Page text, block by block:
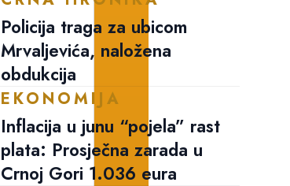
Policija traga za ubicom
Mrvaljevića, naložena
obdukcija
EKONOMIJA
Inflacija u junu “pojela” rast
plata: Prosječna zarada u
Crnoj Gori 1.036 eura